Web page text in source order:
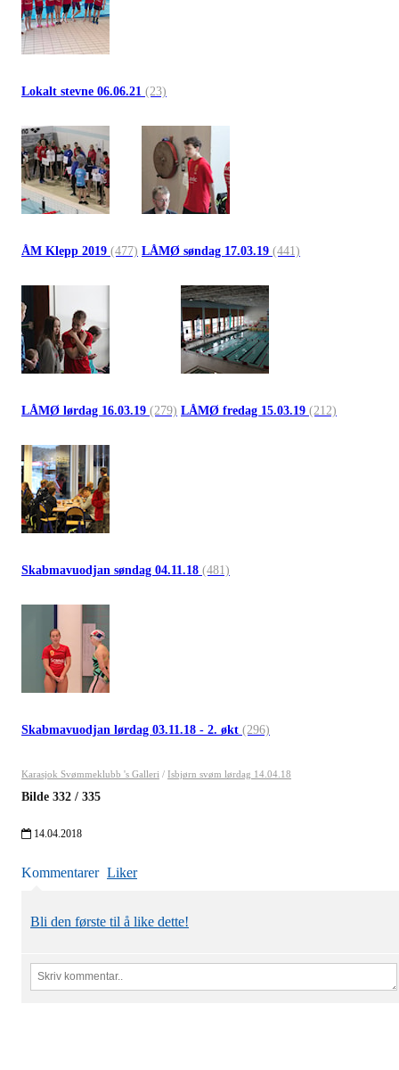
Lokalt stevne 06.06.21 (23)
ÅM Klepp 2019 (477) LÅMØ søndag 17.03.19 (441)
LÅMØ lørdag 16.03.19 (279) LÅMØ fredag 15.03.19 (212)
Skabmavuodjan søndag 04.11.18 (481)
Skabmavuodjan lørdag 03.11.18 - 2. økt (296)
Karasjok Svømmeklubb 's Galleri / Isbjørn svøm lørdag 14.04.18
Bilde 332 / 335
14.04.2018
Kommentarer Liker
Bli den første til å like dette!